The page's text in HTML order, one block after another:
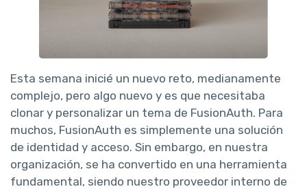
Esta semana inicié un nuevo reto, medianamente
complejo, pero algo nuevo y es que necesitaba
clonar y personalizar un tema de FusionAuth. Para
muchos, FusionAuth es simplemente una solución
de identidad y acceso. Sin embargo, en nuestra
organización, se ha convertido en una herramienta
fundamental, siendo nuestro proveedor interno de